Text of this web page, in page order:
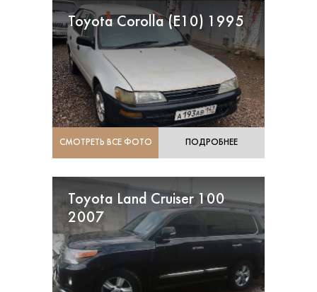
Toyota Corolla (Е10) 1995
СМОТРЕТЬ ВСЕ ФОТО ПОДРОБНЕЕ
Toyota Land Cruiser 100
2007